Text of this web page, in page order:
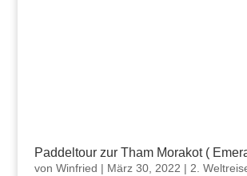
Paddeltour zur Tham Morakot (
von Winfried | März 30, 2022 | 2.